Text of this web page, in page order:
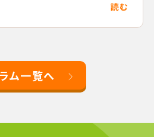
読む
ム一覧へ